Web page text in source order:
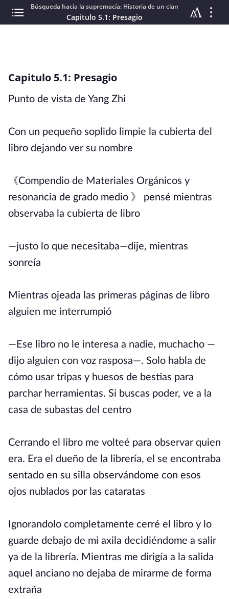
Búsqueda hacia la supremacía: Historia de un clan
Capitulo 5.1: Presagio
Capitulo 5.1: Presagio
Punto de vista de Yang Zhi
Con un pequeño soplido limpie la cubierta del
libro dejando ver su nombre
《Compendio de Materiales Orgánicos y
resonancia de grado medio 》 pensé mientras
observaba la cubierta de libro
—justo lo que necesitaba—dije, mientras
sonreía
Mientras ojeada las primeras páginas de libro
alguien me interrumpió
—Ese libro no le interesa a nadie, muchacho —
dijo alguien con voz rasposa—. Solo habla de
cómo usar tripas y huesos de bestias para
parchar herramientas. Si buscas poder, ve a la
casa de subastas del centro
Cerrando el libro me volteé para observar quien
era. Era el dueño de la librería, el se encontraba
sentado en su silla observándome con esos
ojos nublados por las cataratas
Ignorandolo completamente cerré el libro y lo
guarde debajo de mi axila decidiéndome a salir
ya de la librería. Mientras me dirigía a la salida
aquel anciano no dejaba de mirarme de forma
extraña